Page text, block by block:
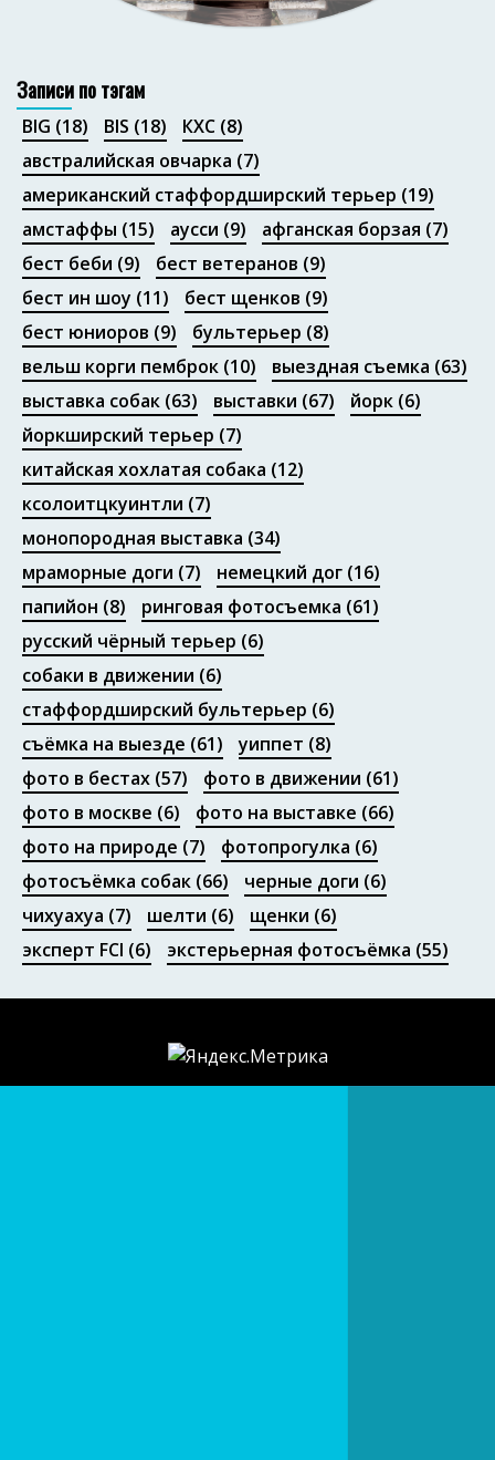
Записи по тэгам
BIG (18) BIS (18) КХС (8)
австралийская овчарка (7)
американский стаффордширский терьер (19)
амстаффы (15) аусси (9) афганская борзая (7)
бест беби (9) бест ветеранов (9)
бест ин шоу (11) бест щенков (9)
бест юниоров (9) бультерьер (8)
вельш корги пемброк (10) выездная съемка (63)
выставка собак (63) выставки (67) йорк (6)
йоркширский терьер (7)
китайская хохлатая собака (12)
ксолоитцкуинтли (7)
монопородная выставка (34)
мраморные доги (7) немецкий дог (16)
папийон (8) ринговая фотосъемка (61)
русский чёрный терьер (6)
собаки в движении (6)
стаффордширский бультерьер (6)
съёмка на выезде (61) уиппет (8)
фото в бестах (57) фото в движении (61)
фото в москве (6) фото на выставке (66)
фото на природе (7) фотопрогулка (6)
фотосъёмка собак (66) черные доги (6)
чихуахуа (7) шелти (6) щенки (6)
эксперт FCI (6) экстерьерная фотосъёмка (55)